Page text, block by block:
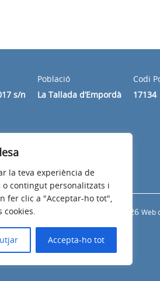
la teva experiència de
contingut personalitzats i
fer clic a "Acceptar-ho tot",
cookies.
Accepta-ho tot
s/n
Població
La Tallada d’Empordà
Codi
17134
14:00h
© 2026 Web